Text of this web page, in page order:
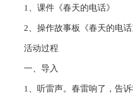
1、课件《春天的电话》
2、操作故事板《春天的电话
活动过程
一、导入
1、听雷声。春雷响了，告诉